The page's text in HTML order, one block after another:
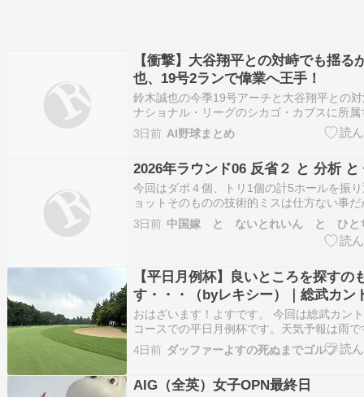
【衝撃】大谷翔平との対峙でも揺る
也、19号2ランで偉業へ王手！
鈴木誠也の今季19号アーチと大谷翔平との
ナショナル・リーグのシカゴ・カブスに所属
は、本拠地で行われたロサンゼルス・ドジ
翼で先発出場しました。 試合は序盤から相
の豪快…
3日前 AI野球まとめ
2026年ラウンド06 反省２ と 分析 と
今回はダボ４個、トリ1個の計5ホールを振
ョットそのものの技術的ミスは仕方ない事
すと「ミスした後の判断」がスコアを悪化
が多かった。GPS記録やスコアカードをヒ
覚えているんですが、今回は暑さのせいか
3日前 中国嫁 と ないとれいん と ひと
【平日月例杯】良いところを探すの
す・・・（byレキシー）｜総武カン
総武コース
おはざいます！よすです。 今回は総武カン
コースでの平日月例杯です。天気予報は雨
とかもつかな？それにしても蒸し暑く、朝
が滲みます。西コースからスタート！ 西コ
4日前 ダッファーよすの死ぬまでゴルフ
AIG（全英）女子OPN最終日